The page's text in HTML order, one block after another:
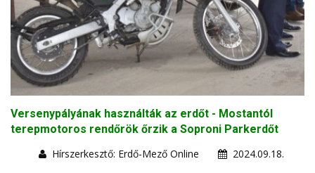
Versenypályának használták az erdőt - Mostantól
terepmotoros rendőrök őrzik a Soproni Parkerdőt
Hírszerkesztő: Erdő-Mező Online
2024.09.18.